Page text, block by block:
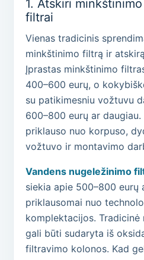
1. Atskiri
filtrai
Vienas tradicinis
minkštinimo filtrą ir
Įprastas minkštinimo
400–600 eurų, o
su patikimesniu vožtuvu
600–800 eurų ar daugiau.
priklauso nuo korpuso,
vožtuvo ir montavimo
Vandens nugeležinimo
siekia apie 500–800 eurų
priklausomai nuo
komplektacijos. Tradicinė
gali būti sudaryta iš
filtravimo kolonos. Kad